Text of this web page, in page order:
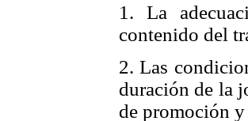
1. La
contenido del
2. Las
duración de la
de promoción